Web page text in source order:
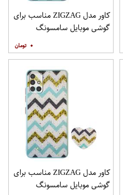
کاور مدل ZIGZAG مناسب برای
گوشی موبایل سامسونگ
نگهدارنده
۰
کاور مدل ZIGZAG مناسب برای
گوشی موبایل سامسونگ